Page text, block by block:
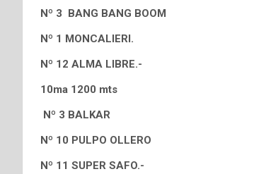
Nº 3 BANG BANG BOOM
Nº 1 MONCALIERI.
Nº 12 ALMA LIBRE.-
10ma 1200 mts
Nº 3 BALKAR
Nº 10 PULPO OLLERO
Nº 11 SUPER SAFO.-